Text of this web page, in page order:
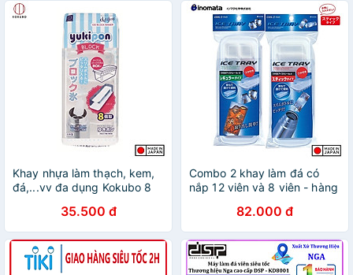
nhiên)
Khay nhựa làm thạch, kem,
đá,...vv đa dụng Kokubo 8
35.500 đ
Combo 2 khay làm đá có
nắp 12 viên và 8 viên - hàng
82.000 đ